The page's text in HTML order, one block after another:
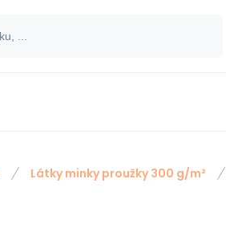
Látky minky proužky 300 g/m²